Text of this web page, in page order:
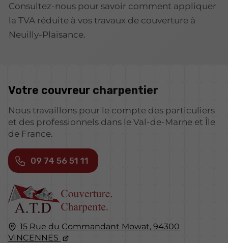
Consultez-nous pour savoir comment appliquer
la TVA réduite à vos travaux de couverture à
Neuilly-Plaisance.
15 Rue du Commandant Mowat, 94300
VINCENNES
Votre couvreur charpentier
Nous travaillons pour le compte des particuliers
et des professionnels dans le Val-de-Marne et Île
de France.
09 74 56 51 11